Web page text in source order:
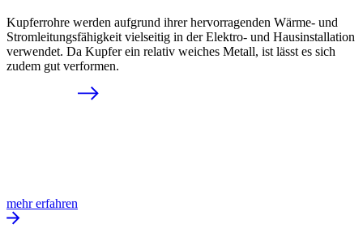
Kupferrohre werden aufgrund ihrer hervorragenden Wärme- und
Stromleitungsfähigkeit vielseitig in der Elektro- und Hausinstallation
verwendet. Da Kupfer ein relativ weiches Metall, ist lässt es sich
zudem gut verformen.
mehr erfahren